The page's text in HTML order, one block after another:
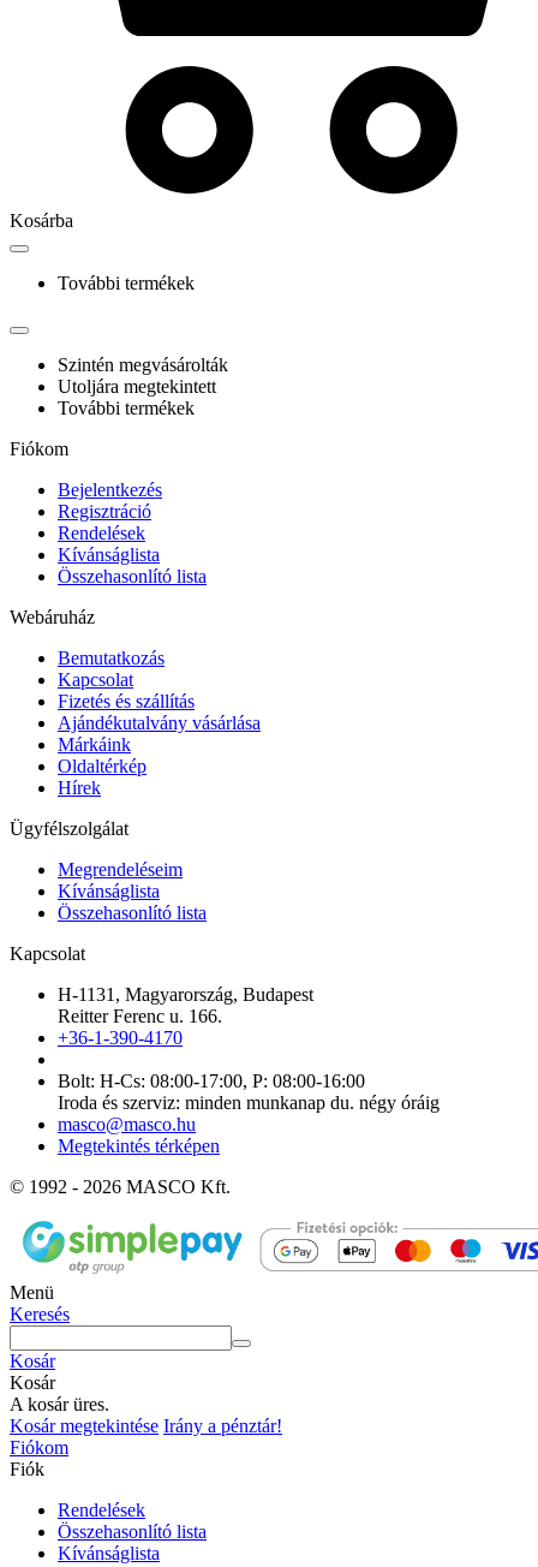
Kosárba
További termékek
Szintén megvásárolták
Utoljára megtekintett
További termékek
Fiókom
Bejelentkezés
Regisztráció
Rendelések
Kívánságlista
Összehasonlító lista
Webáruház
Bemutatkozás
Kapcsolat
Fizetés és szállítás
Ajándékutalvány vásárlása
Márkáink
Oldaltérkép
Hírek
Ügyfélszolgálat
Megrendeléseim
Kívánságlista
Összehasonlító lista
Kapcsolat
H-1131, Magyarország, Budapest
Reitter Ferenc u. 166.
+36-1-390-4170
Bolt: H-Cs: 08:00-17:00, P: 08:00-16:00
Iroda és szerviz: minden munkanap du. négy óráig
masco@masco.hu
Megtekintés térképen
© 1992 - 2026 MASCO Kft.
Menü
Keresés
Kosár
Kosár
A kosár üres.
Kosár megtekintése Irány a pénztár!
Fiókom
Fiók
Rendelések
Összehasonlító lista
Kívánságlista